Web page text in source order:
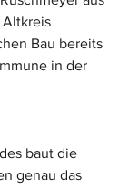
Altkreis
Bau bereits
in der
baut die
genau das